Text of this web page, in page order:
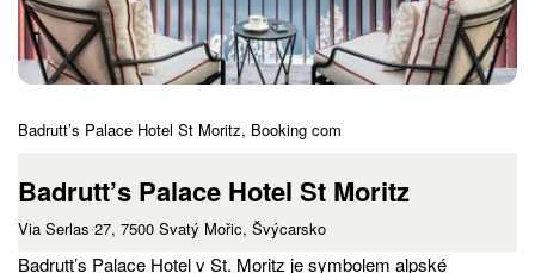
Badrutt’s Palace Hotel St Moritz, Booking com
Badrutt’s Palace Hotel St Moritz
Via Serlas 27, 7500 Svatý Mořic, Švýcarsko
Badrutt’s Palace Hotel v St. Moritz je symbolem alpské